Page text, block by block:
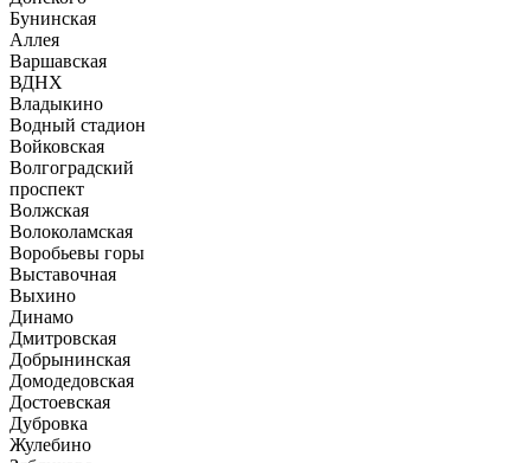
Бунинская
Аллея
Варшавская
ВДНХ
Владыкино
Водный стадион
Войковская
Волгоградский
проспект
Волжская
Волоколамская
Воробьевы горы
Выставочная
Выхино
Динамо
Дмитровская
Добрынинская
Домодедовская
Достоевская
Дубровка
Жулебино